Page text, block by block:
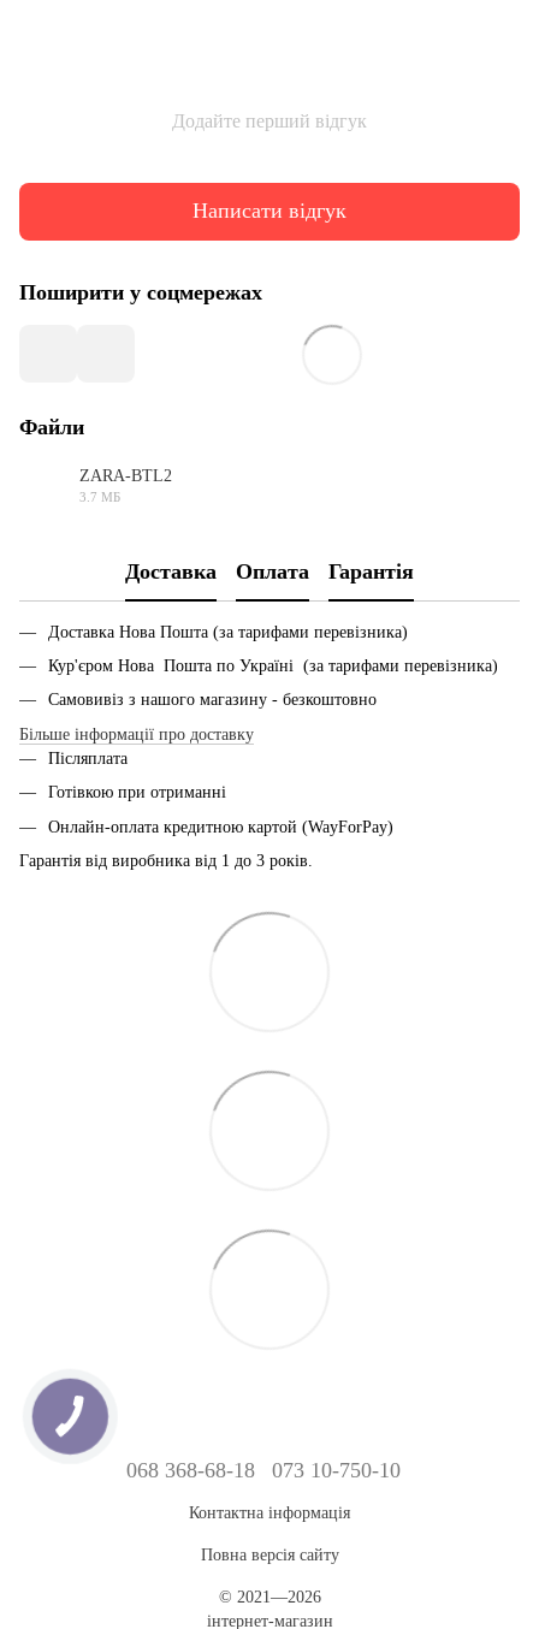
Додайте перший відгук
Написати відгук
Поширити у соцмережах
Файли
ZARA-BTL2
3.7 МБ
Доставка Оплата Гарантія
Доставка Нова Пошта (за тарифами перевізника)
Кур'єром Нова Пошта по Україні (за тарифами перевізника)
Самовивіз з нашого магазину - безкоштовно
Більше інформації про доставку
Післяплата
Готівкою при отриманні
Онлайн-оплата кредитною картой (WayForPay)
Гарантія від виробника від 1 до 3 років.
068 368-68-18 073 10-750-10
Контактна інформація
Повна версія сайту
© 2021—2026
інтернет-магазин